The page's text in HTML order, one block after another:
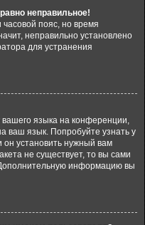
неправильное!
пояс, но время
неправильно установлено
для устранения
языка на конференции,
ваш язык. Попробуйте узнать у
установить нужный вам
не существует, то вы сами
информацию вы